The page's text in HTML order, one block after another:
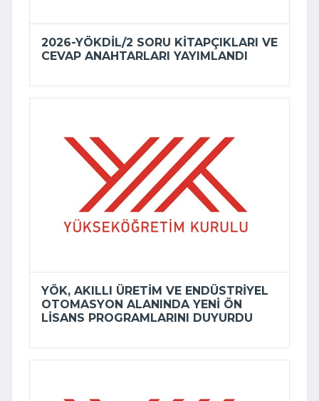
2026-YÖKDİL/2 SORU KITAPÇIKLARI VE
CEVAP ANAHTARLARI YAYIMLANDI
YÖK, AKILLI ÜRETIM VE ENDÜSTRIYEL
OTOMASYON ALANINDA YENI ÖN
LISANS PROGRAMLARINI DUYURDU